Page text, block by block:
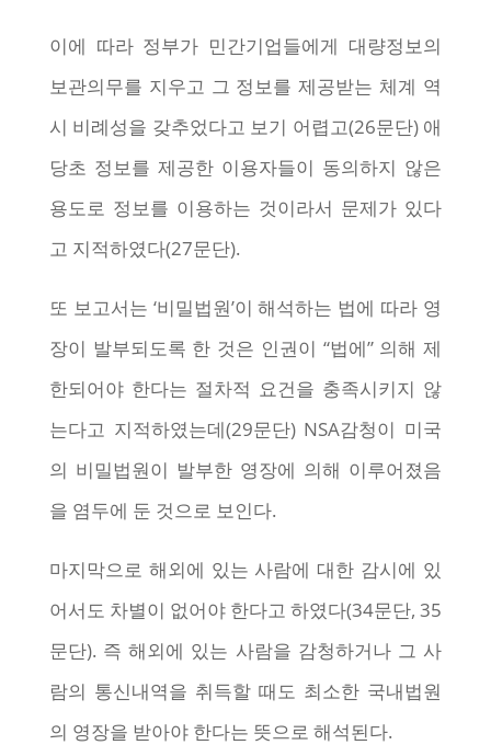
이에 따라 정부가 민간기업들에게 대량정보의
보관의무를 지우고 그 정보를 제공받는 체계 역
시 비례성을 갖추었다고 보기 어렵고(26문단) 애
당초 정보를 제공한 이용자들이 동의하지 않은
용도로 정보를 이용하는 것이라서 문제가 있다
고 지적하였다(27문단).
또 보고서는 ‘비밀법원’이 해석하는 법에 따라 영
장이 발부되도록 한 것은 인권이 “법에” 의해 제
한되어야 한다는 절차적 요건을 충족시키지 않
는다고 지적하였는데(29문단) NSA감청이 미국
의 비밀법원이 발부한 영장에 의해 이루어졌음
을 염두에 둔 것으로 보인다.
마지막으로 해외에 있는 사람에 대한 감시에 있
어서도 차별이 없어야 한다고 하였다(34문단, 35
문단). 즉 해외에 있는 사람을 감청하거나 그 사
람의 통신내역을 취득할 때도 최소한 국내법원
의 영장을 받아야 한다는 뜻으로 해석된다.